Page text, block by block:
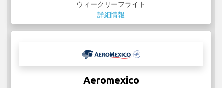
ウィークリーフライト
詳細情報
Aeromexico